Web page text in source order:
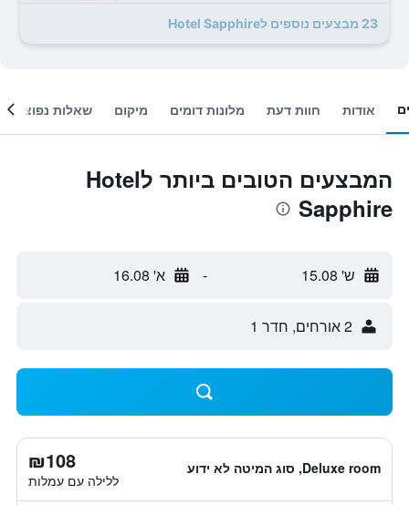
23 מבצעים נוספים לHotel Sapphire
אודות חוות דעת מלונות דומים מיקום שאלות נפוצות
המבצעים הטובים ביותר לHotel
Sapphire
ש' 15.08 - א' 16.08
2 אורחים, חדר 1
Deluxe room, סוג המיטה לא ידוע ₪108
ללילה עם עמלות